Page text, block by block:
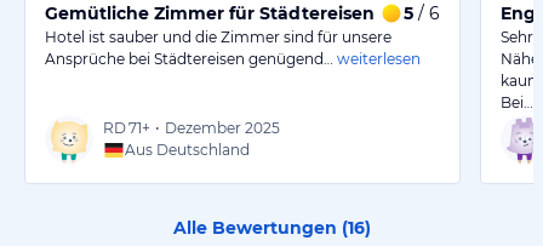
Gemütliche Zimmer für Städtereisen mit neuem Bad
5 / 6
Hotel ist sauber und die Zimmer sind für unsere
Ansprüche bei Städtereisen genügend…
weiterlesen
RD71+ • Dezember 2025
Aus Deutschland
Sehr
Bei…
Alle Bewertungen (16)